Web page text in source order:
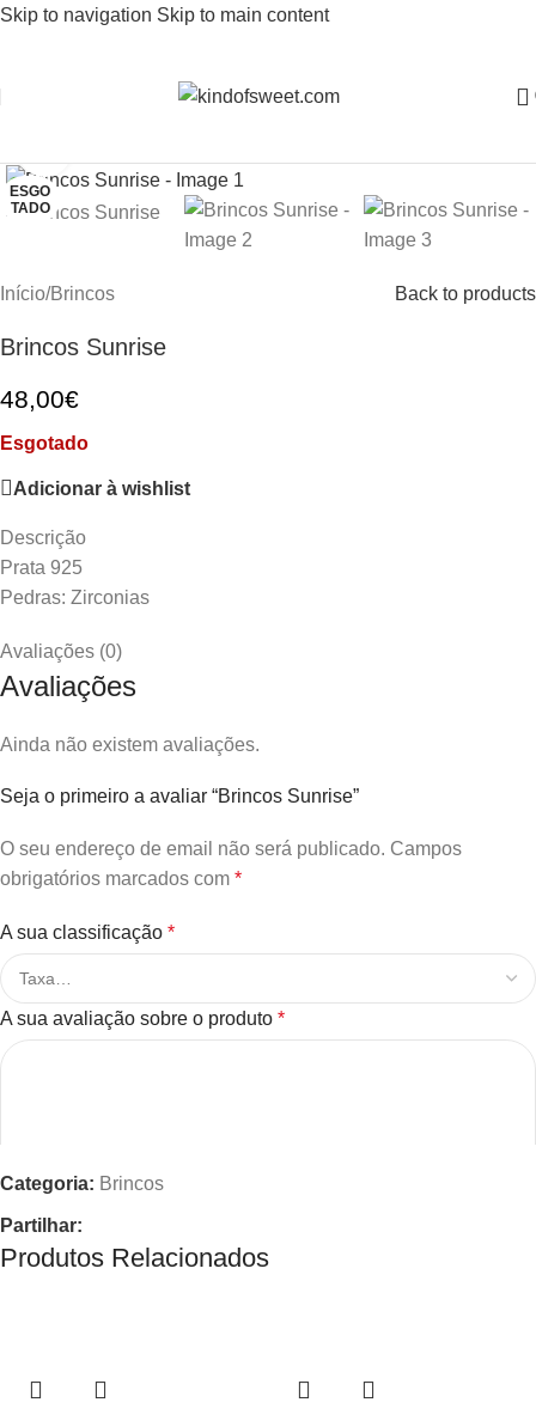
Skip to navigation Skip to main content
ESGO
TADO
Início/Brincos Back to products
Brincos Sunrise
48,00€
Esgotado
Adicionar à wishlist
Descrição
Prata 925
Pedras: Zirconias
Avaliações (0)
Avaliações
Ainda não existem avaliações.
Seja o primeiro a avaliar “Brincos Sunrise”
O seu endereço de email não será publicado. Campos
obrigatórios marcados com *
A sua classificação *
A sua avaliação sobre o produto *
Categoria: Brincos
Partilhar:
Produtos Relacionados